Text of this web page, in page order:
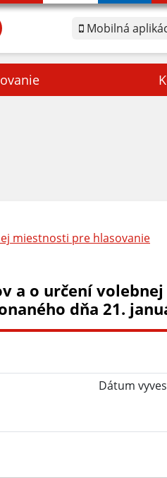
Mobilná
miestnosti pre hlasovanie
a o určení volebnej
dňa 21.
Dátum